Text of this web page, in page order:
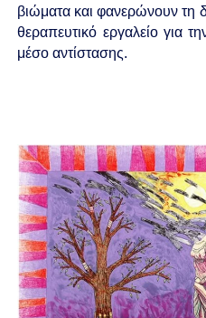
βιώματα και φανερώνουν τη
θεραπευτικό εργαλείο για
μέσο αντίστασης.